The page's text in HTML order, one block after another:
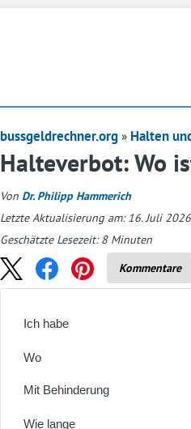
bussgeldrechner.org Halten
Halteverbot: Wo
Von Dr. Philipp Hammerich
Letzte Aktualisierung am: 16. Juli 2026
Geschätzte Lesezeit:8 Minuten
Kommentare